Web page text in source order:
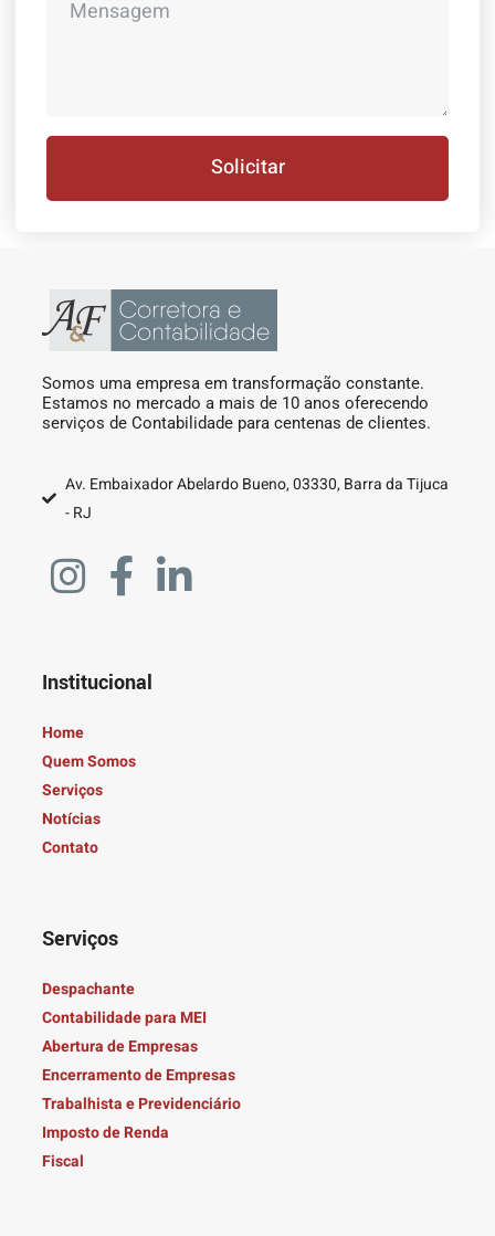
Solicitar
Somos uma empresa em transformação constante.
Estamos no mercado a mais de 10 anos oferecendo
serviços de Contabilidade para centenas de clientes.
Av. Embaixador Abelardo Bueno, 03330, Barra da Tijuca
- RJ
Institucional
Home
Quem Somos
Serviços
Notícias
Contato
Serviços
Despachante
Contabilidade para MEI
Abertura de Empresas
Encerramento de Empresas
Trabalhista e Previdenciário
Imposto de Renda
Fiscal